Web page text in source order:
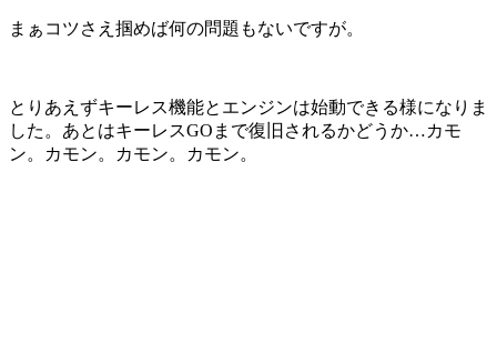
まぁコツさえ掴めば何の問題もないですが。
とりあえずキーレス機能とエンジンは始動できる様になりま
した。あとはキーレスGOまで復旧されるかどうか…カモ
ン。カモン。カモン。カモン。